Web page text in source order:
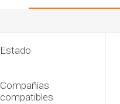
Estado
Compañías
compatibles